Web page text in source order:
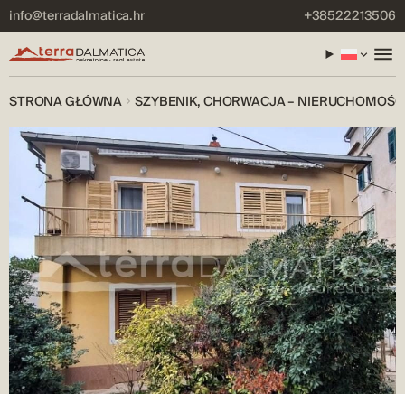
info@terradalmatica.hr +38522213506
STRONA GŁÓWNA SZYBENIK, CHORWACJA –